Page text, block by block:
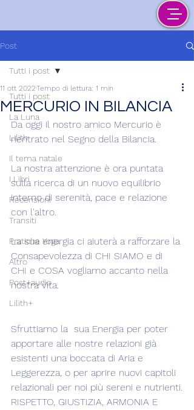
Post
Tutti i post
La Luna
Lilith
Il tema natale
I Libri
Recensioni
Transiti
Pratiche Yoga
Altro
Post+audio
Lilith+
Tutti i post
MERCURIO IN BILANCIA
11 ott 2022Tempo di lettura: 1 min
Da oggi il nostro amico Mercurio è
rientrato nel Segno della Bilancia.
La nostra attenzione è ora puntata
sulla ricerca di un nuovo equilibrio
interno di serenità, pace e relazione
con l'altro.
La sua energia ci aiuterà a rafforzare la
Consapevolezza di CHI SIAMO e di
CHI e COSA vogliamo accanto nella
nostra Vita.
Sfruttiamo la  sua Energia per poter
apportare alle nostre relazioni già
esistenti una boccata di Aria e
Leggerezza, o per aprire nuovi capitoli
relazionali per noi più sereni e nutrienti.
RISPETTO, GIUSTIZIA, ARMONIA E